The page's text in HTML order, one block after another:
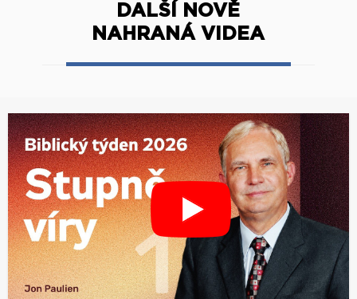
DALŠÍ NOVĚ
NAHRANÁ VIDEA